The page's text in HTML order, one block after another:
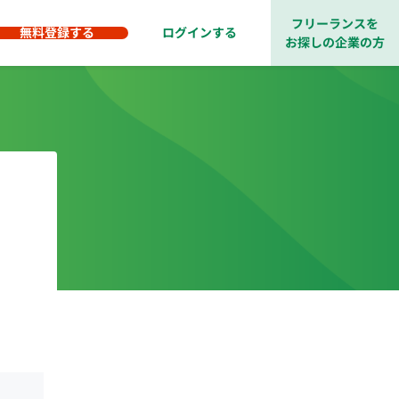
無料登録する ログインする
フリーランスを
お探しの企業の方